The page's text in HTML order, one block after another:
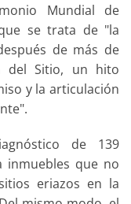
Mundial de
se trata de "la
de más de
del Sitio, un hito
y la articulación
de 139
inmuebles que no
eriazos en la